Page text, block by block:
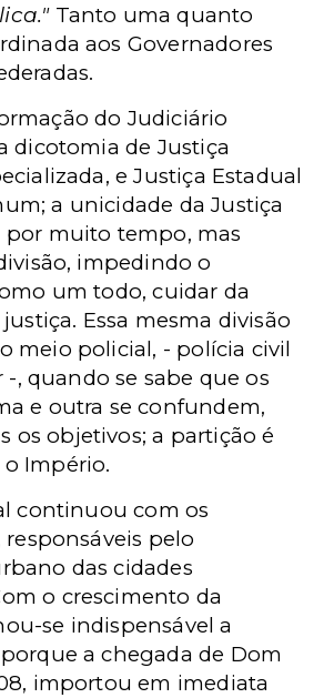
Tanto uma quanto
aos Governadores
do Judiciário
dicotomia de Justiça
e Justiça Estadual
a unicidade da Justiça
muito tempo, mas
impedindo o
um todo, cuidar da
Essa mesma divisão
meio policial, - polícia civil
, quando se sabe que os
e outra se confundem,
os objetivos; a partição é
Império.
continuou com os
pelo
das cidades
o crescimento da
se indispensável a
a chegada de Dom
importou em imediata